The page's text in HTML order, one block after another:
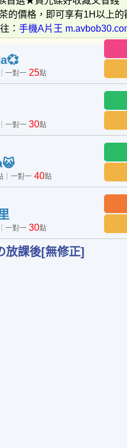
的價格，即可享有1H以上的
： 手機A片王
一對一25點
一對一30點
｜一對一40點
一對一30點
放課後[無修正]